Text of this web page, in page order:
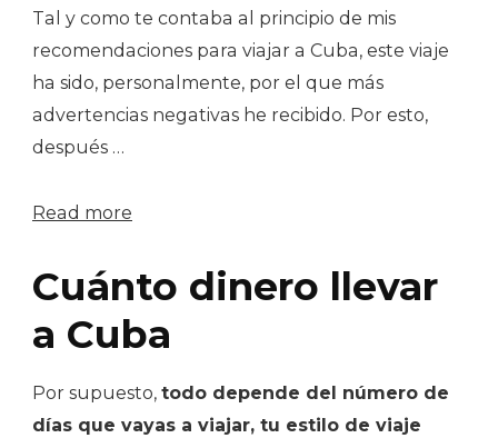
Tal y como te contaba al principio de mis
recomendaciones para viajar a Cuba, este viaje
ha sido, personalmente, por el que más
advertencias negativas he recibido. Por esto,
después …
Read more
Cuánto dinero llevar
a Cuba
Por supuesto, todo depende del número de
días que vayas a viajar, tu estilo de viaje